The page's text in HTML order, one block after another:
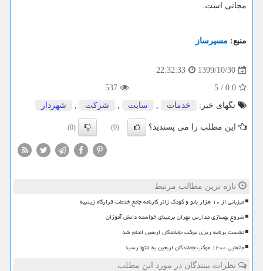
مجانی است.
منبع: مسیرساز
1399/10/30
22:32:33
0.0
/
5
537
تگهای خبر:
خدمات , سایت , شركت , شهردار
این مطلب را می پسندید؟ (0)
(0)
تازه ترین مطالب مرتبط
میزبانی از ۱۰ هزار بانو و کودک زائر کارنامه جامع خدمات قرارگاه زینبیه
شروع بهسازی مدارس تهران برمبنای خواسته دانش آموزان
نشست برنامه ریزی موکب جاماندگان اربعین انجام شد
جانمایی ۱۲۰۰ موکب جاماندگان اربعین به انتها رسید
نظرات بینندگان در مورد این مطلب